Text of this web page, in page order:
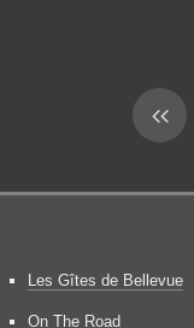
Les Gîtes de Bellevue
On The Road